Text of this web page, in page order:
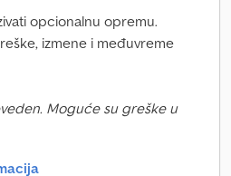
opcionalnu opremu.
izmene i međuvreme
Moguće su greške u